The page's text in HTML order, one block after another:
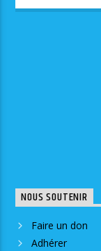
NOUS SOUTENIR
Faire un don
Adhérer